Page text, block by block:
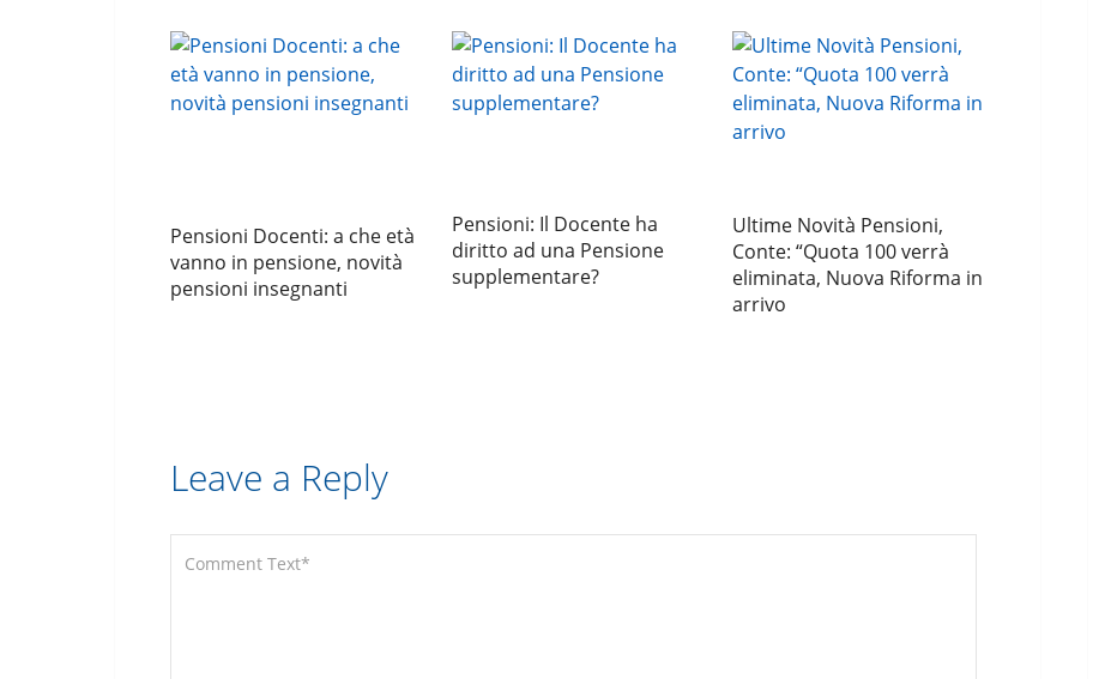
Pensioni Docenti: a che età
vanno in pensione, novità
pensioni insegnanti
Pensioni: Il Docente ha
diritto ad una Pensione
supplementare?
Ultime Novità Pensioni,
Conte: “Quota 100 verrà
eliminata, Nuova Riforma in
arrivo
Leave a Reply